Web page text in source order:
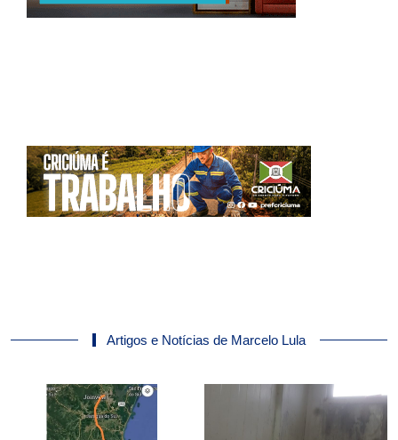
Artigos e Notícias de Marcelo Lula